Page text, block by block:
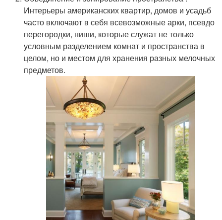
Интерьеры американских квартир, домов и усадьб
часто включают в себя всевозможные арки, псевдо
перегородки, ниши, которые служат не только
условным разделением комнат и пространства в
целом, но и местом для хранения разных мелочных
предметов.